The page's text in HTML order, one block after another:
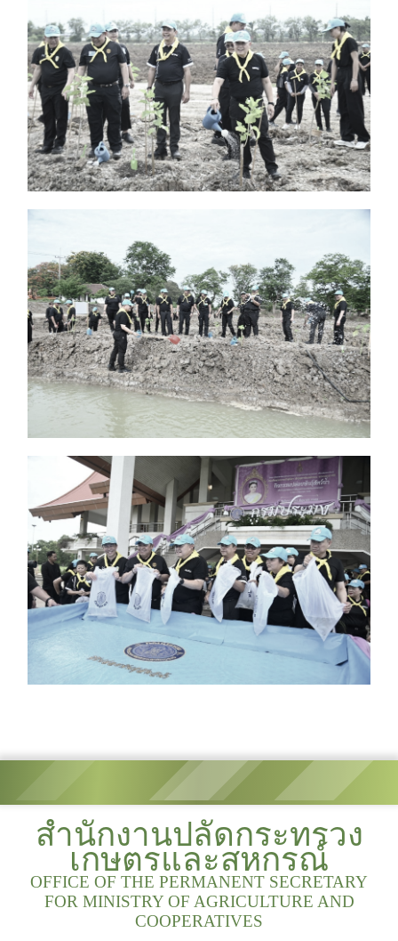
สำนักงานปลัดกระทรวง
เกษตรและสหกรณ์
OFFICE OF THE PERMANENT SECRETARY
FOR MINISTRY OF AGRICULTURE AND
COOPERATIVES